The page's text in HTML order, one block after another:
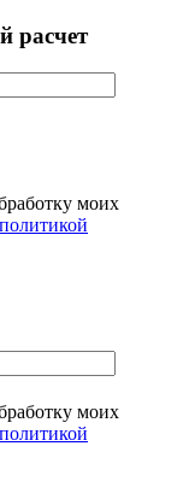
расчет
моих
политикой
моих
политикой